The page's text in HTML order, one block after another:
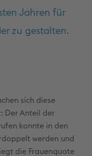
Jahren für
zu gestalten.
sich diese
Der Anteil der
konnte in den
werden und
die Frauenquote